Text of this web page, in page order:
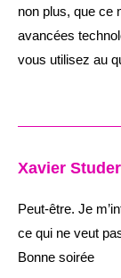
non plus, que ce
avancées
vous utilisez au
Xavier Studer
Peut-être. Je
ce qui ne veut
Bonne soirée